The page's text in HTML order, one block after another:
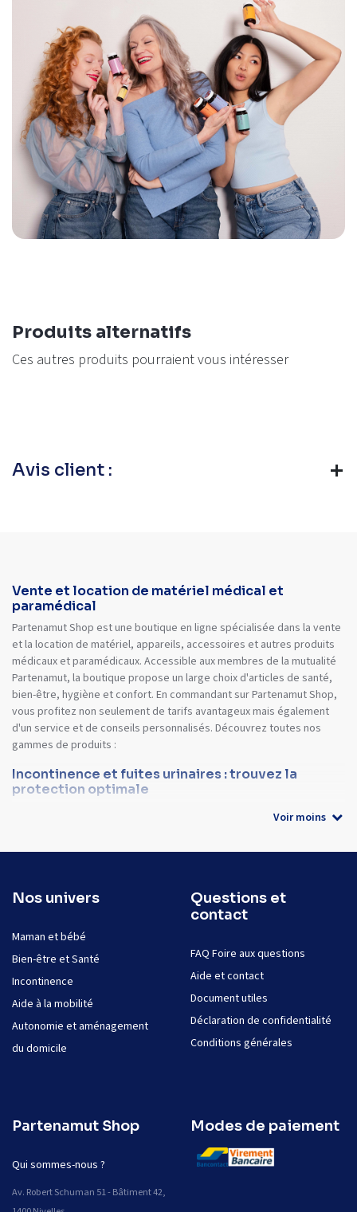
Produits alternatifs
Ces autres produits pourraient vous intéresser
Avis client :
Vente et location de matériel médical et
paramédical
Partenamut Shop est une boutique en ligne spécialisée dans la vente
et la location de matériel, appareils, accessoires et autres produits
médicaux et paramédicaux. Accessible aux membres de la mutualité
Partenamut, la boutique propose un large choix d'articles de santé,
bien-être, hygiène et confort. En commandant sur Partenamut Shop,
vous profitez non seulement de tarifs avantageux mais également
d'un service et de conseils personnalisés. Découvrez toutes nos
gammes de produits :
Incontinence et fuites urinaires : trouvez la
protection optimale
Voir moins
Nos univers
Maman et bébé
Bien-être et Santé
Incontinence
Aide à la mobilité
Autonomie et aménagement
du domicile
Questions et
contact
FAQ Foire aux questions
Aide et contact
Document utiles
Déclaration de confidentialité
Conditions générales
Partenamut Shop
Qui sommes-nous ?
Av. Robert Schuman 51 - Bâtiment 42,
Modes de paiement